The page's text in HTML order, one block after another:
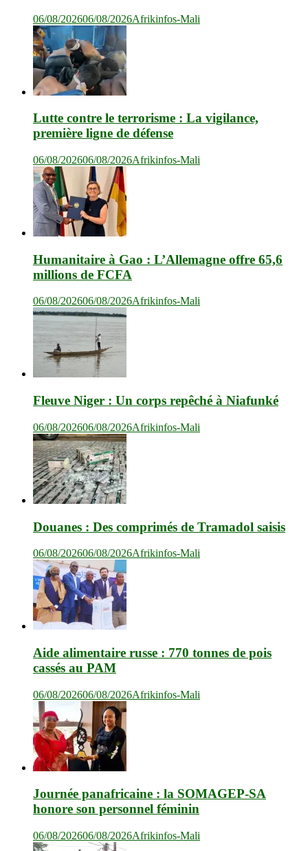
06/08/202606/08/2026Afrikinfos-Mali
Lutte contre le terrorisme : La vigilance,
première ligne de défense
06/08/202606/08/2026Afrikinfos-Mali
Humanitaire à Gao : L’Allemagne offre 65,6
millions de FCFA
06/08/202606/08/2026Afrikinfos-Mali
Fleuve Niger : Un corps repêché à Niafunké
06/08/202606/08/2026Afrikinfos-Mali
Douanes : Des comprimés de Tramadol saisis
06/08/202606/08/2026Afrikinfos-Mali
Aide alimentaire russe : 770 tonnes de pois
cassés au PAM
06/08/202606/08/2026Afrikinfos-Mali
Journée panafricaine : la SOMAGEP-SA
honore son personnel féminin
06/08/202606/08/2026Afrikinfos-Mali